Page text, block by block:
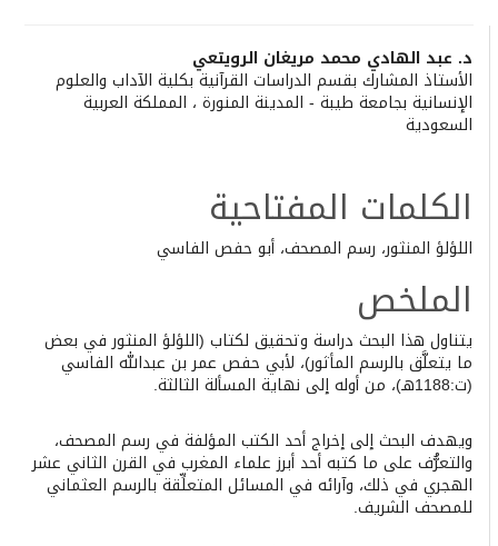
Main
Article
Content
د. عبد الهادي محمد مريغان الرويتعي
الأستاذ المشارك بقسم الدراسات القرآنية بكلية الآداب والعلوم
الإنسانية بجامعة طيبة - المدينة المنورة ، المملكة العربية
السعودية
الكلمات المفتاحية
اللؤلؤ المنثور، رسم المصحف، أبو حفص الفاسي
الملخص
يتناول هذا البحث دراسة وتحقيق لكتاب (اللؤلؤ المنثور في بعض
ما يتعلَّق بالرسم المأثور)، لأبي حفص عمر بن عبدالله الفاسي
(ت:1188هـ)، من أوله إلى نهاية المسألة الثالثة.
ويهدف البحث إلى إخراج أحد الكتب المؤلفة في رسم المصحف،
والتعرُّف على ما كتبه أحد أبرز علماء المغرب في القرن الثاني عشر
الهجري في ذلك، وآرائه في المسائل المتعلِّقة بالرسم العثماني
للمصحف الشريف.